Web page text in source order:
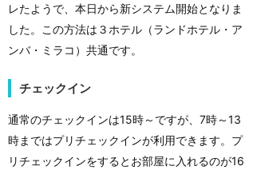
レたようで、本日から新システム開始となりま
した。この方法は３ホテル（ランドホテル・ア
ンバ・ミラコ）共通です。
チェックイン
通常のチェックインは15時～ですが、7時～13
時まではプリチェックインが利用できます。プ
リチェックインをするとお部屋に入れるのが16